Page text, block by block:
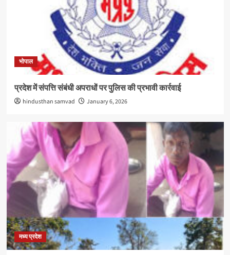
भोपाल
प्रदेश में संपत्ति संबंधी अपराधों पर पुलिस की प्रभावी कार्रवाई
hindusthan samvad January 6, 2026
मध्य प्रदेश